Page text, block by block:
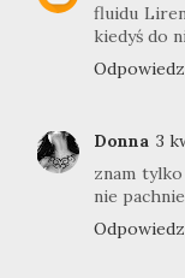
fluidu
kiedyś do
Odpowiedz
Donna 3
znam
nie
Odpowiedz